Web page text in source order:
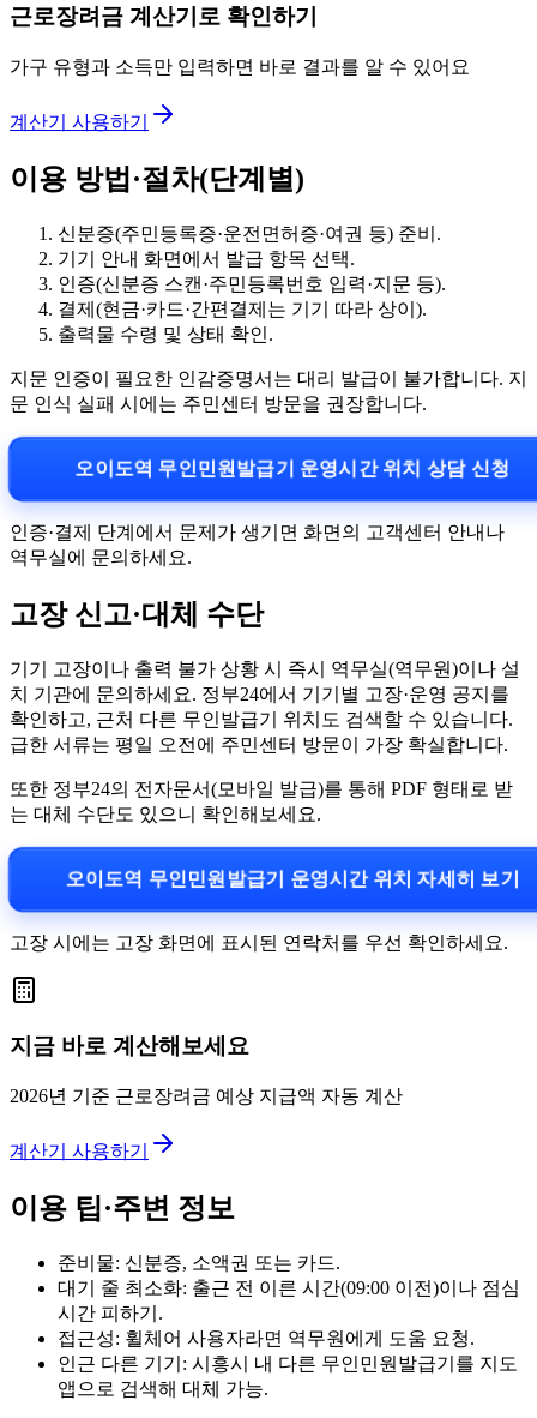
근로장려금 계산기로 확인하기
가구 유형과 소득만 입력하면 바로 결과를 알 수 있어요
계산기 사용하기
이용 방법·절차(단계별)
신분증(주민등록증·운전면허증·여권 등) 준비.
기기 안내 화면에서 발급 항목 선택.
인증(신분증 스캔·주민등록번호 입력·지문 등).
결제(현금·카드·간편결제는 기기 따라 상이).
출력물 수령 및 상태 확인.
지문 인증이 필요한 인감증명서는 대리 발급이 불가합니다. 지
문 인식 실패 시에는 주민센터 방문을 권장합니다.
오이도역 무인민원발급기 운영시간 위치 상담 신청
인증·결제 단계에서 문제가 생기면 화면의 고객센터 안내나
역무실에 문의하세요.
고장 신고·대체 수단
기기 고장이나 출력 불가 상황 시 즉시 역무실(역무원)이나 설
치 기관에 문의하세요. 정부24에서 기기별 고장·운영 공지를
확인하고, 근처 다른 무인발급기 위치도 검색할 수 있습니다.
급한 서류는 평일 오전에 주민센터 방문이 가장 확실합니다.
또한 정부24의 전자문서(모바일 발급)를 통해 PDF 형태로 받
는 대체 수단도 있으니 확인해보세요.
오이도역 무인민원발급기 운영시간 위치 자세히 보기
고장 시에는 고장 화면에 표시된 연락처를 우선 확인하세요.
지금 바로 계산해보세요
2026년 기준 근로장려금 예상 지급액 자동 계산
계산기 사용하기
이용 팁·주변 정보
준비물: 신분증, 소액권 또는 카드.
대기 줄 최소화: 출근 전 이른 시간(09:00 이전)이나 점심
시간 피하기.
접근성: 휠체어 사용자라면 역무원에게 도움 요청.
인근 다른 기기: 시흥시 내 다른 무인민원발급기를 지도
앱으로 검색해 대체 가능.